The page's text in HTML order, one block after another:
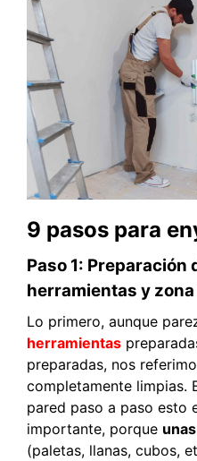
9 pasos para
Paso 1: Preparación
herramientas y
Lo primero, aunque
herramientas
preparadas, nos
completamente limpias.
pared paso a paso esto
importante, porque
(paletas, llanas, cubos,